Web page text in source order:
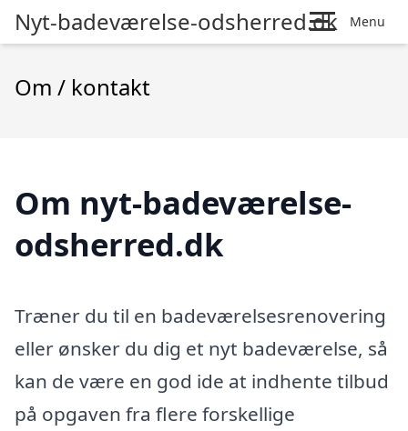
Nyt-badeværelse-odsherred.dk Menu
Om / kontakt
Om nyt-badeværelse-
odsherred.dk
Træner du til en badeværelsesrenovering
eller ønsker du dig et nyt badeværelse, så
kan de være en god ide at indhente tilbud
på opgaven fra flere forskellige